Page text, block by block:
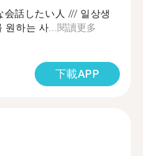
会話したい人 /// 일상생
원하는 사...閱讀更多
下載APP